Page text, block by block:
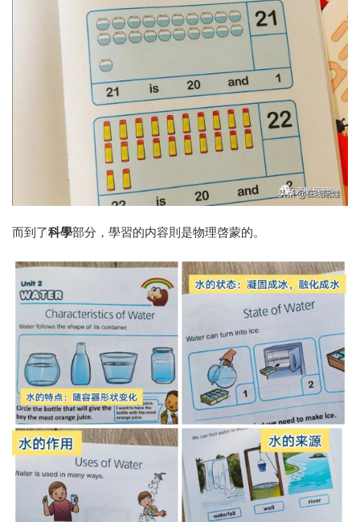
而到了科學部分，學習的内容則是物理啓蒙的。